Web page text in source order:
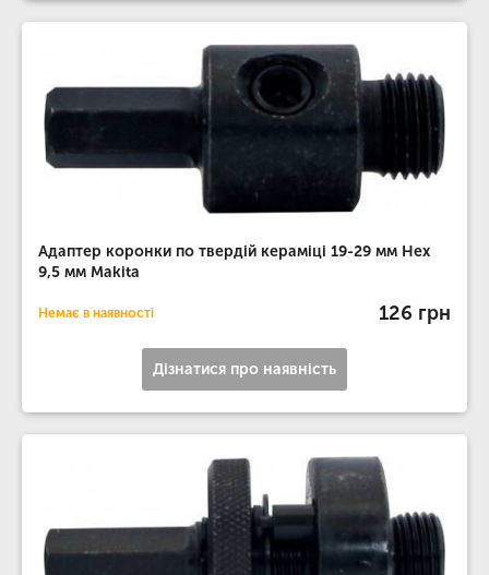
Адаптер коронки по твердій кераміці 19-29 мм Hex
9,5 мм Makita
Немає в наявності 126 грн
Дізнатися про наявність